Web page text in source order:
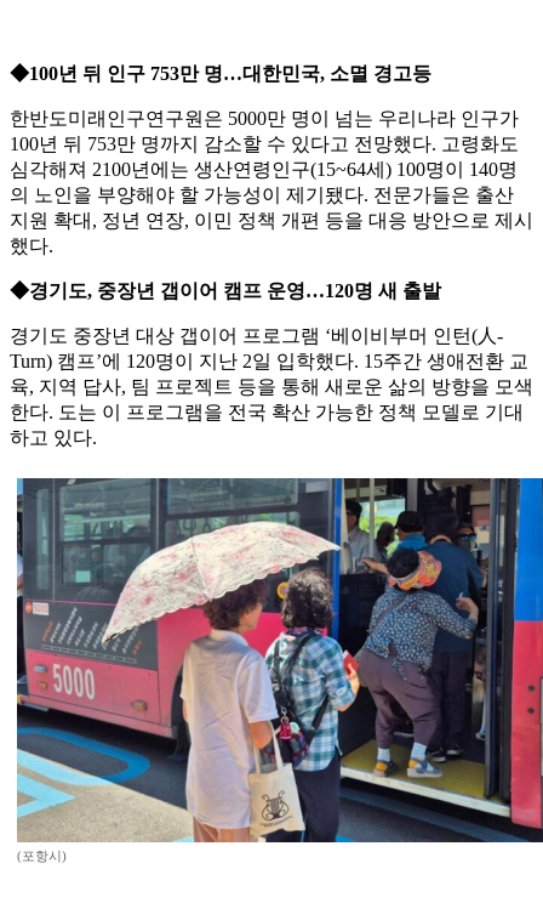
◆100년 뒤 인구 753만 명…대한민국, 소멸 경고등
한반도미래인구연구원은 5000만 명이 넘는 우리나라 인구가
100년 뒤 753만 명까지 감소할 수 있다고 전망했다. 고령화도
심각해져 2100년에는 생산연령인구(15~64세) 100명이 140명
의 노인을 부양해야 할 가능성이 제기됐다. 전문가들은 출산
지원 확대, 정년 연장, 이민 정책 개편 등을 대응 방안으로 제시
했다.
◆경기도, 중장년 갭이어 캠프 운영…120명 새 출발
경기도 중장년 대상 갭이어 프로그램 ‘베이비부머 인턴(人-
Turn) 캠프’에 120명이 지난 2일 입학했다. 15주간 생애전환 교
육, 지역 답사, 팀 프로젝트 등을 통해 새로운 삶의 방향을 모색
한다. 도는 이 프로그램을 전국 확산 가능한 정책 모델로 기대
하고 있다.
(포항시)